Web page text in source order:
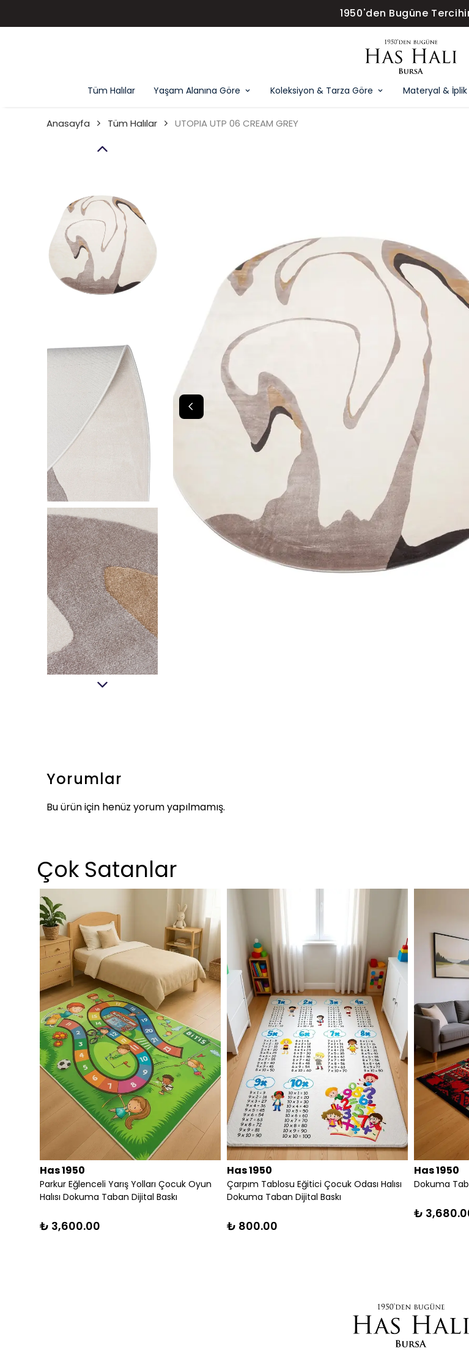
1950'den Bugüne
Tüm Halılar Yaşam Alanına Göre Koleksiyon & Tarza Göre Materyal &
Anasayfa Tüm Halılar UTOPIA UTP 06 CREAM GREY
Yorumlar
Bu ürün için henüz yorum yapılmamış.
Çok Satanlar
Has 1950
Parkur Eğlenceli Yarış Yolları Çocuk Oyun
Halısı Dokuma Taban Dijital Baskı
₺ 3,600.00
Has 1950
Çarpım Tablosu Eğitici Çocuk Odası Halısı
Dokuma Taban Dijital Baskı
₺ 800.00
Has 1950
Dokuma
₺